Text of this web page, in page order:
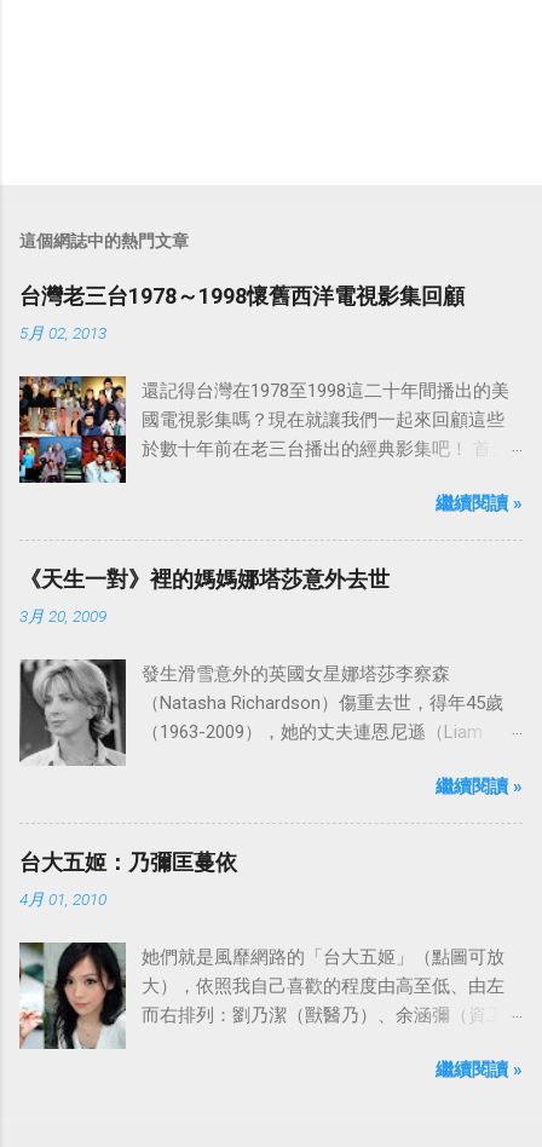
這個網誌中的熱門文章
台灣老三台1978～1998懷舊西洋電視影集回顧
5月 02, 2013
還記得台灣在1978至1998這二十年間播出的美
國電視影集嗎？現在就讓我們一起來回顧這些
於數十年前在老三台播出的經典影集吧！ 首先
「愛之船」（The Love Boat），這部影集最早
是在1977年9月24日至1986年5月24日於美國
ABC頻道首播，共播出了249集。 令人懷念的愛
之船旋律：
繼續閱讀 »
《天生一對》裡的媽媽娜塔莎意外去世
3月 20, 2009
發生滑雪意外的英國女星娜塔莎李察森
（Natasha Richardson）傷重去世，得年45歲
（1963-2009），她的丈夫連恩尼遜（Liam
到傷心，希望外界給他們空間撫平傷痛。繼續閱讀 »
台大五姬：乃彌匡蔓依
4月 01, 2010
她們就是風靡網路的「台大五姬」（點圖可放
大），依照我自己喜歡的程度由高至低、由左
而右排列：劉乃潔（獸醫乃）、余涵彌（資工
蔓）、吳依潔（戲劇依）；這五位正妹透過網
繼續閱讀 »